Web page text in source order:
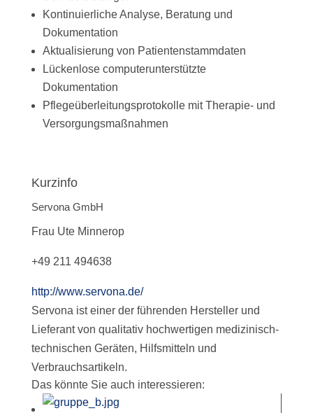
Kontinuierliche Analyse, Beratung und
Dokumentation
Aktualisierung von Patientenstammdaten
Lückenlose computerunterstützte
Dokumentation
Pflegeüberleitungsprotokolle mit Therapie- und
Versorgungsmaßnahmen
Kurzinfo
Servona GmbH
Frau Ute Minnerop
+49 211 494638
http://www.servona.de/
Servona ist einer der führenden Hersteller und
Lieferant von qualitativ hochwertigen medizinisch-
technischen Geräten, Hilfsmitteln und
Verbrauchsartikeln.
Das könnte Sie auch interessieren: